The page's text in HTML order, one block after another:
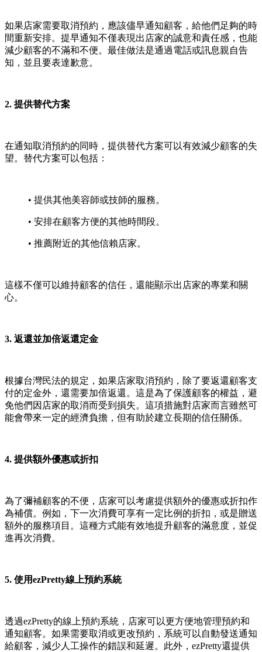
如果店家需要取消預約，應該儘早通知顧客，給他們足夠的時
間重新安排。提早通知不僅表現出店家的誠意和責任感，也能
減少顧客的不滿和不便。最佳做法是通過電話或訊息親自告
知，並且要表達歉意。
2. 提供替代方案
在通知取消預約的同時，提供替代方案可以有效減少顧客的失
望。替代方案可以包括：
• 提供其他美容師或技師的服務。
• 安排在顧客方便的其他時間段。
• 推薦附近的其他信賴店家。
這樣不僅可以維持顧客的信任，還能顯示出店家的專業和關
心。
3. 返還並加倍返還定金
根據台灣民法的規定，如果店家取消預約，除了要返還顧客支
付的定金外，還需要加倍返還。這是為了保護顧客的權益，避
免他們因店家的取消而受到損失。這項措施對店家而言雖然可
能會帶來一定的經濟負擔，但有助於建立長期的信任關係。
4. 提供額外優惠或折扣
為了彌補顧客的不便，店家可以考慮提供額外的優惠或折扣作
為補償。例如，下一次消費可享有一定比例的折扣，或是贈送
額外的服務項目。這種方式能有效地提升顧客的滿意度，並促
進再次消費。
5. 使用ezPretty線上預約系統
透過ezPretty的線上預約系統，店家可以更方便地管理預約和
通知顧客。如果需要取消或更改預約，系統可以自動發送通知
給顧客，減少人工操作的錯誤和延遲。此外，ezPretty還提供